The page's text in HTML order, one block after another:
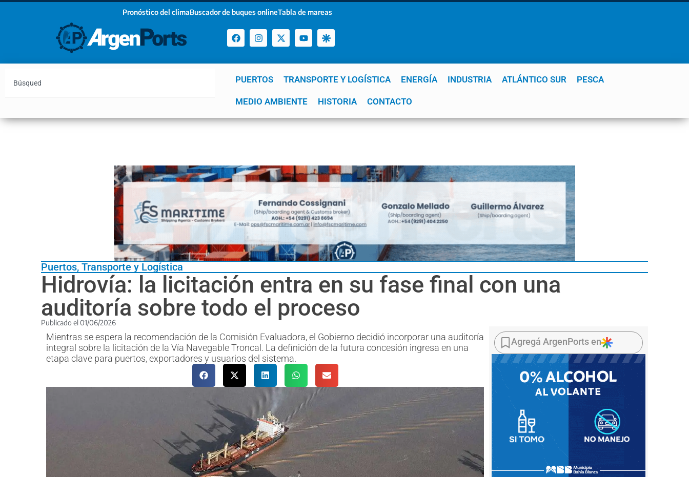
Pronóstico del climaBuscador de buques onlineTabla de mareas
PUERTOS TRANSPORTE Y LOGÍSTICA ENERGÍA INDUSTRIA ATLÁNTICO SUR PESCA
MEDIO AMBIENTE HISTORIA CONTACTO
YPF GNL Mar del Plata Patagonia Quequén
Puertos, Transporte y Logística
Hidrovía: la licitación entra en su fase final con una
auditoría sobre todo el proceso
Publicado el 01/06/2026
Mientras se espera la recomendación de la Comisión Evaluadora, el Gobierno decidió incorporar una auditoría
integral sobre la licitación de la Vía Navegable Troncal. La definición de la futura concesión ingresa en una
etapa clave para puertos, exportadores y usuarios del sistema.
Agregá ArgenPorts en
¡Sumate a nuestro Newsletter!
Email
Estoy de acuerdo con las condiciones y políticas de